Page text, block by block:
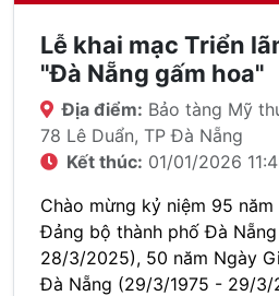
Lễ khai mạc Triển
"Đà Nẵng gấm hoa"
Địa điểm: Bảo tàng Mỹ
78 Lê Duẩn, TP Đà Nẵng
Kết thúc: 01/01/2026
Chào mừng kỷ niệm 95
Đảng bộ thành phố Đà
28/3/2025), 50 năm Ngày
Đà Nẵng (29/3/1975 - 29/3/